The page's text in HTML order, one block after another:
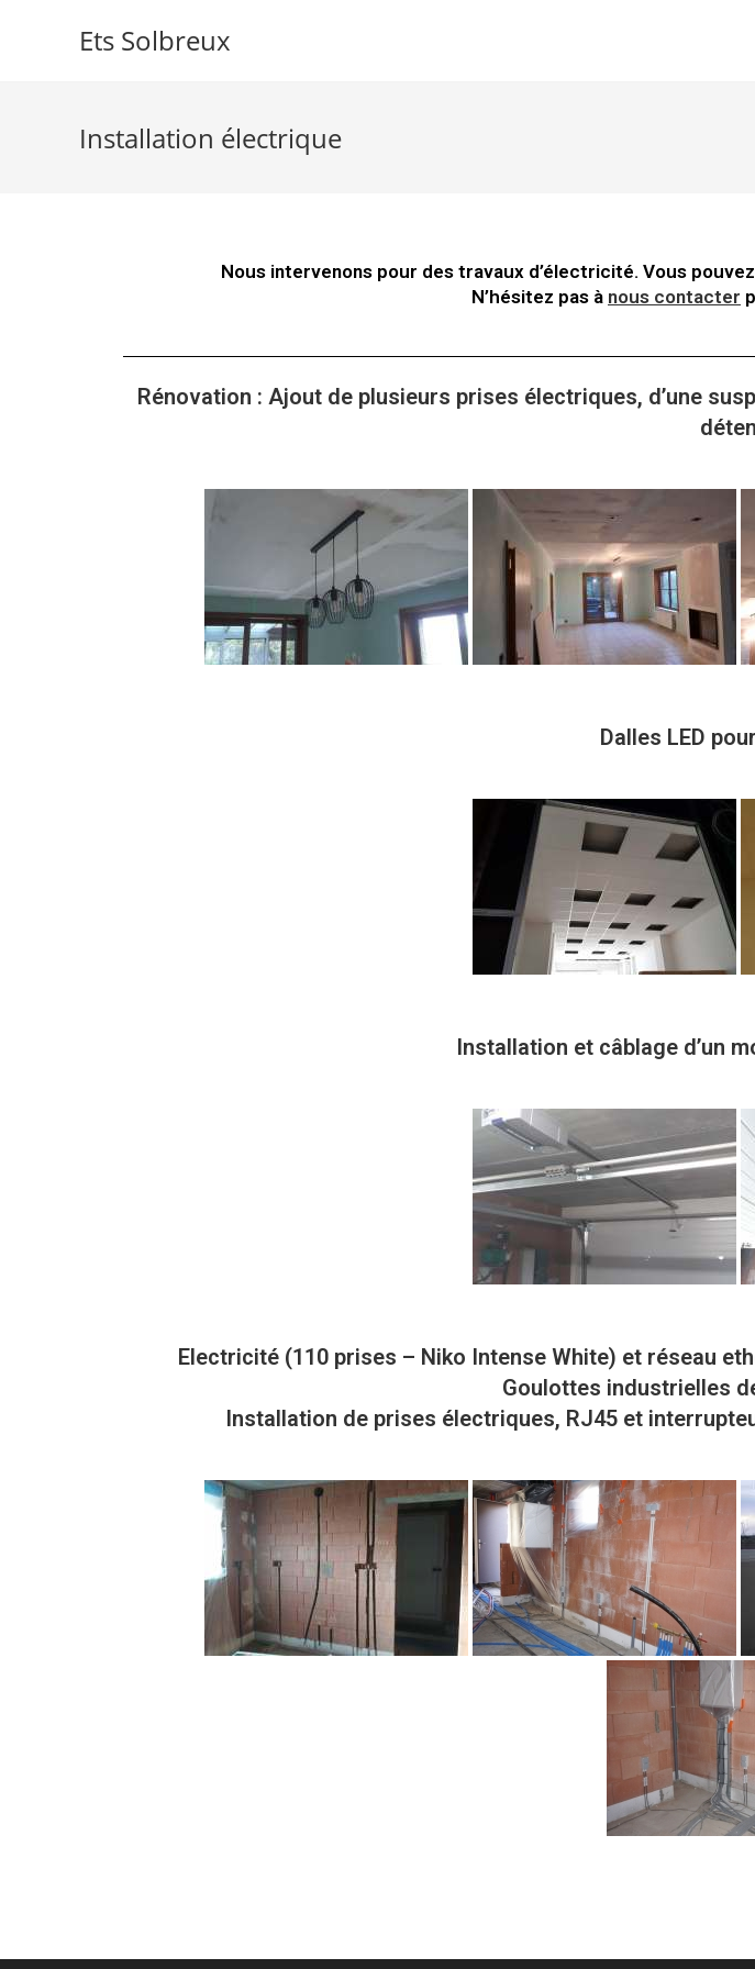
Ets Solbreux
Installation électrique
Nous intervenons pour des travaux d’électricité. Vous
N’hésitez pas à nous contacter
Rénovation : Ajout de plusieurs prises électriques, d’une
Dalles LED
Installation et câblage d’un
Electricité (110 prises – Niko Intense White) et réseau
Goulottes industrielles
Installation de prises électriques, RJ45 et